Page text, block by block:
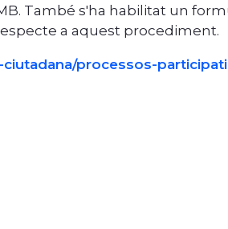
També s'ha habilitat un
a aquest procediment.
processos-